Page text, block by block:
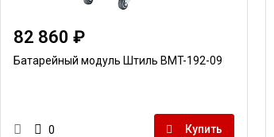
82 860 ₽
Батарейный модуль Штиль BMT-192-09
0 Купить